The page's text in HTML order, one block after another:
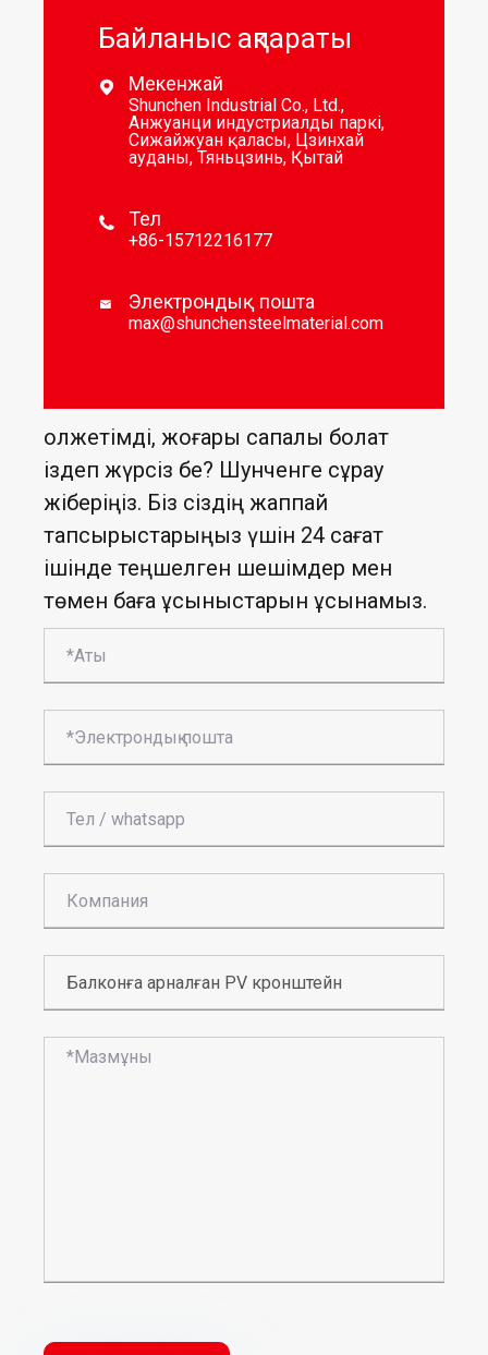
Байланыс ақпараты
 Мекенжай
Shunchen Industrial Co., Ltd.,
Анжуанци индустриалды паркі,
Сижайжуан қаласы, Цзинхай
ауданы, Тяньцзинь, Қытай
 Тел
+86-15712216177
 Электрондық пошта
max@shunchensteelmaterial.com
Қолжетімді, жоғары сапалы болат
іздеп жүрсіз бе? Шунченге сұрау
жіберіңіз. Біз сіздің жаппай
тапсырыстарыңыз үшін 24 сағат
ішінде теңшелген шешімдер мен
төмен баға ұсыныстарын ұсынамыз.